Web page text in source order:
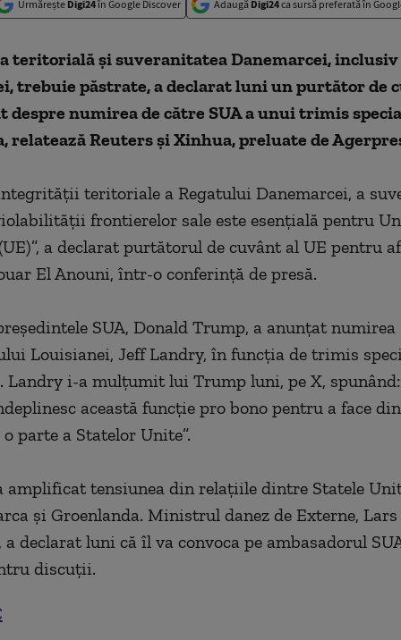
Urmărește Digi24în Google Discover Adaugă Digi24ca sursă preferată în
teritorială şi suveranitatea Danemarcei, inclusiv
trebuie păstrate, a declarat luni un purtător de
despre numirea de către SUA a unui trimis
relatează Reuters şi Xinhua, preluate de
teritoriale a Regatului Danemarcei, a
frontierelor sale este esenţială pentru
a declarat purtătorul de cuvânt al UE pentru
El Anouni, într-o conferinţă de presă.
SUA, Donald Trump, a anunţat numirea
Louisianei, Jeff Landry, în funcţia de trimis
Landry i-a mulţumit lui Trump luni, pe X, spunând:
această funcţie pro bono pentru a face din
parte a Statelor Unite”.
amplificat tensiunea din relaţiile dintre Statele
şi Groenlanda. Ministrul danez de Externe, Lars
a declarat luni că îl va convoca pe ambasadorul
discuţii.